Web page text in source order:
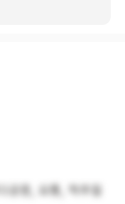
공증, 요통, 척추질